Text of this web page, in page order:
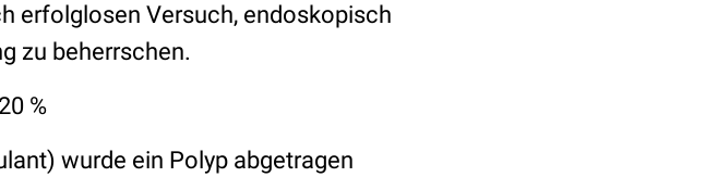
erfolglosen Versuch, endoskopisch
zu beherrschen.
%
wurde ein Polyp abgetragen